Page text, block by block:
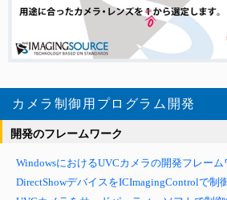
カメラ制御用プログラム開発
開発のフレームワーク
WindowsにおけるUVCカメラの開発フレーム
DirectShowデバイスをICImagingControlで制